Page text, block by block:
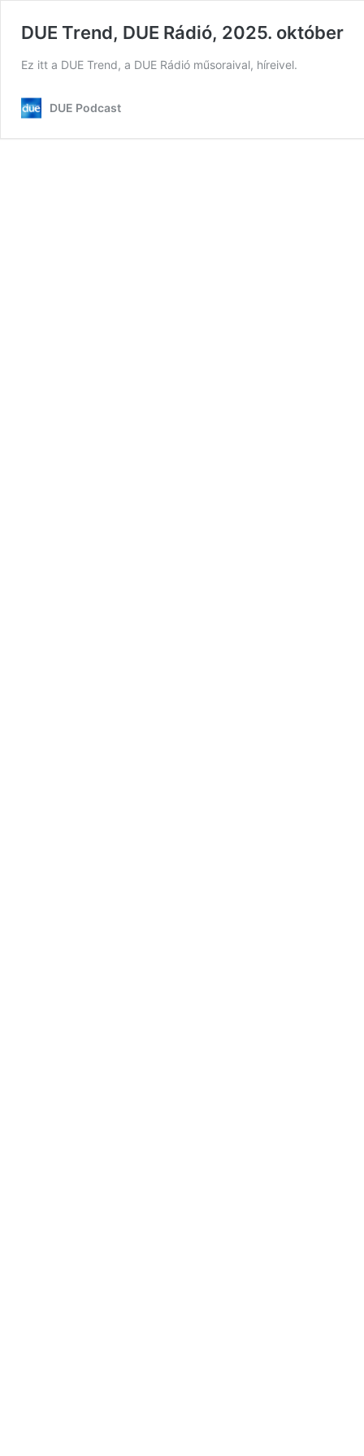
DUE Trend, DUE Rádió, 2025. október
Ez itt a DUE Trend, a DUE Rádió műsoraival, híreivel.
DUE Podcast